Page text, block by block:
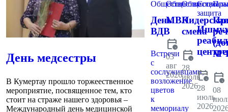
День медсестры
В Кумертау прошло торжеественное
мероприятие, посвященное тем, кто
стоит на страже нашего здоровья –
Международный день медицинской
Общество
День
ВДВ
Встречи
с
сослуживцами,
возложение
цветов
к
мемориалу
Общество
МВК
calendar_clock
03
авг
2026
Общество
смена
calendar_clock
28
июль
2026
защита
центре
calendar_clock
28
июль
2026
calendar_clock
08